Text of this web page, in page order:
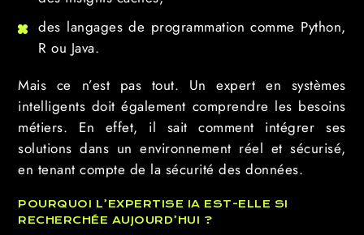
des langages de programmation comme Python,
R ou Java.
Mais ce n’est pas tout. Un expert en systèmes
intelligents doit également comprendre les besoins
métiers. En effet, il sait comment intégrer ses
solutions dans un environnement réel et sécurisé,
en tenant compte de la sécurité des données.
POURQUOI L’EXPERTISE IA EST-ELLE SI
RECHERCHÉE AUJOURD’HUI ?